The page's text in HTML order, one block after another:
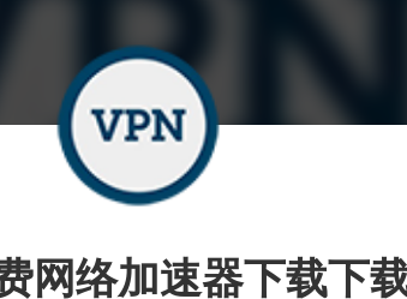
网络加速器下载下